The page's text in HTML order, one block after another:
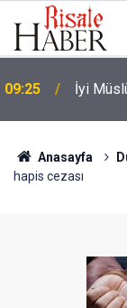
08:47
LGS
tercih
Anasayfa
hapis cezası